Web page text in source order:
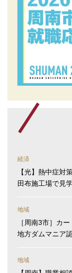
経済
【光】熱中症対
田布施工場で見
地域
［周南3市］カ
地方ダムマニア
地域